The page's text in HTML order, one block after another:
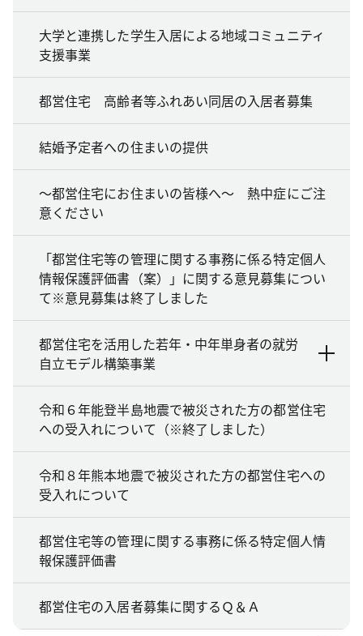
大学と連携した学生入居による地域コミュニティ
支援事業
都営住宅 高齢者等ふれあい同居の入居者募集
結婚予定者への住まいの提供
～都営住宅にお住まいの皆様へ～ 熱中症にご注
意ください
「都営住宅等の管理に関する事務に係る特定個人
情報保護評価書（案）」に関する意見募集につい
て※意見募集は終了しました
都営住宅を活用した若年・中年単身者の就労
自立モデル構築事業
令和６年能登半島地震で被災された方の都営住宅
への受入れについて（※終了しました）
令和８年熊本地震で被災された方の都営住宅への
受入れについて
都営住宅等の管理に関する事務に係る特定個人情
報保護評価書
都営住宅の入居者募集に関するＱ＆Ａ